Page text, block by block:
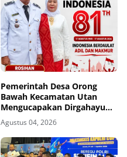
Pemerintah Desa Orong
Bawah Kecamatan Utan
Mengucapakan Dirgahayu
Republik Indonesia ke-81
Agustus 04, 2026